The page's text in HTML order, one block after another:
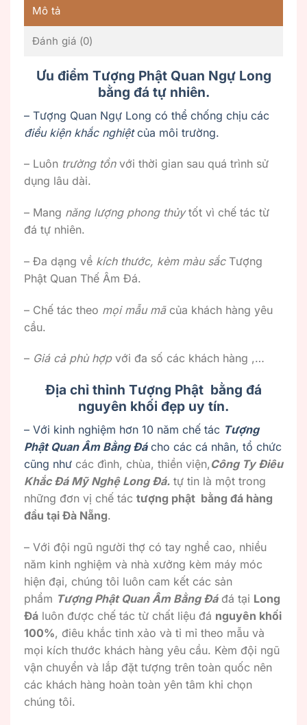
Mô tả
Đánh giá (0)
Ưu điểm Tượng Phật Quan Ngự Long
bằng đá tự nhiên.
– Tượng Quan Ngự Long có thể chống chịu các
điều kiện khắc nghiệtcủa môi trường.
– Luôn trường tồnvới thời gian sau quá trình sử
dụng lâu dài.
– Mang năng lượng phong thủytốt vì chế tác từ
đá tự nhiên.
– Đa dạng về kích thước, kèm màu sắcTượng
Phật Quan Thế Âm Đá.
– Chế tác theo mọi mẫu mãcủa khách hàng yêu
cầu.
– Giá cả phù hợpvới đa số các khách hàng ,…
Địa chỉ thỉnh Tượng Phật bằng đá
nguyên khối đẹp uy tín.
– Với kinh nghiệm hơn 10 năm chế tác Tượng
Phật Quan Âm Bằng Đácho các cá nhân, tổ chức
cũng như các đình, chùa, thiền viện, Công Ty Điêu
Khắc Đá Mỹ Nghệ Long Đá. tự tin là một trong
những đơn vị chế tác tượng phật bằng đá hàng
đầu tại Đà Nẵng.
– Với đội ngũ người thợ có tay nghề cao, nhiều
năm kinh nghiệm và nhà xưởng kèm máy móc
hiện đại, chúng tôi luôn cam kết các sản
phẩm Tượng Phật Quan Âm Bằng Đáđá tại Long
Đá luôn được chế tác từ chất liệu đá nguyên khối
100%, điêu khắc tinh xảo và tỉ mỉ theo mẫu và
mọi kích thước khách hàng yêu cầu. Kèm đội ngũ
vận chuyển và lắp đặt tượng trên toàn quốc nên
các khách hàng hoàn toàn yên tâm khi chọn
chúng tôi.